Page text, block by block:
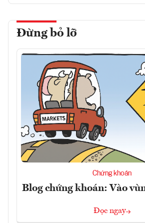
Đừng bỏ lỡ
Chứng khoán
Blog chứng khoán: Vào
Đọc ngay